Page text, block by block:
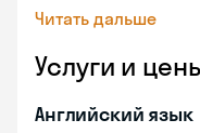
Читать дальше
Услуги и
Английский язык